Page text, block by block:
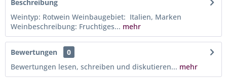
Beschreibung
Weintyp: Rotwein Weinbaugebiet: Italien, Marken
Weinbeschreibung: Fruchtiges... mehr
Bewertungen
0
Bewertungen lesen, schreiben und diskutieren... mehr